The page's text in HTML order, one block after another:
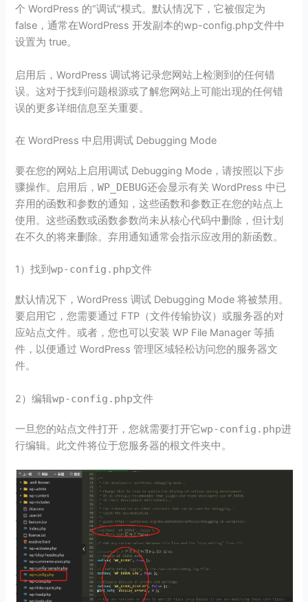
个 WordPress 的“调试”模式。默认情况下，它被假定为
false，通常在WordPress 开发副本的wp-config.php文件中
设置为 true。
启用后，WordPress 调试将记录您网站上检测到的任何错
误。这对于找到问题根源或了解您网站上可能出现的任何错
误的更多详细信息至关重要。
在 WordPress 中启用调试 Debugging Mode
要在您的网站上启用调试 Debugging Mode，请按照以下步
骤操作。启用后，WP_DEBUG还会显示有关 WordPress 中已
弃用的函数和参数的通知，这些函数和参数正在您的站点上
使用。这些函数或函数参数尚未从核心代码中删除，但计划
在不久的将来删除。弃用通知通常会指示应改用的新函数。
1）找到wp-config.php文件
默认情况下，WordPress 调试 Debugging Mode 将被禁用。
要启用它，您需要通过 FTP（文件传输协议）或服务器的对
应站点文件。或者，您也可以安装 WP File Manager 等插
件，以便通过 WordPress 管理区域轻松访问您的服务器文
件。
2）编辑wp-config.php文件
一旦您的站点文件打开，您就需要打开它wp-config.php进
行编辑。此文件将位于您服务器的根文件夹中。